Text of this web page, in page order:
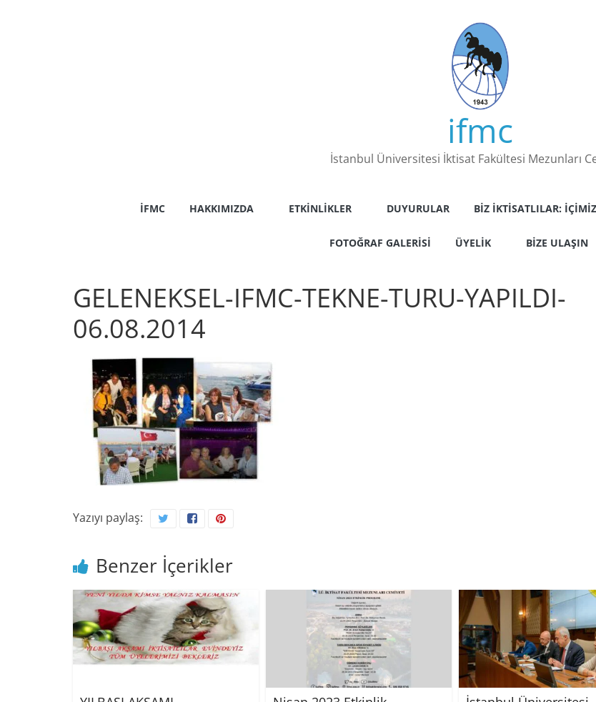
ifmc
İstanbul Üniversitesi İktisat Fakültesi Mezunları
İFMC HAKKIMIZDA ETKINLIKLER DUYURULAR BIZ İKTISATLILAR:
FOTOĞRAF GALERISI ÜYELIK BIZE ULAŞIN
GELENEKSEL-IFMC-TEKNE-TURU-YAPILDI-
06.08.2014
Yazıyı paylaş:
Benzer İçerikler